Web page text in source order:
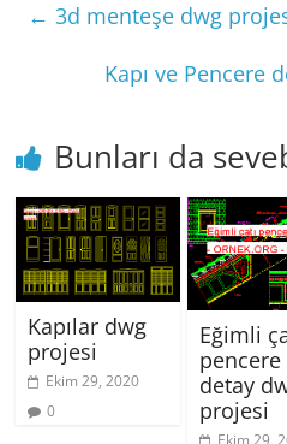
← 3d menteşe dwg
Kapı ve Pencere
Bunları da
Kapılar dwg
projesi
Ekim 29, 2020
0
Eğimli
pencere
detay
projesi
Ekim 29,